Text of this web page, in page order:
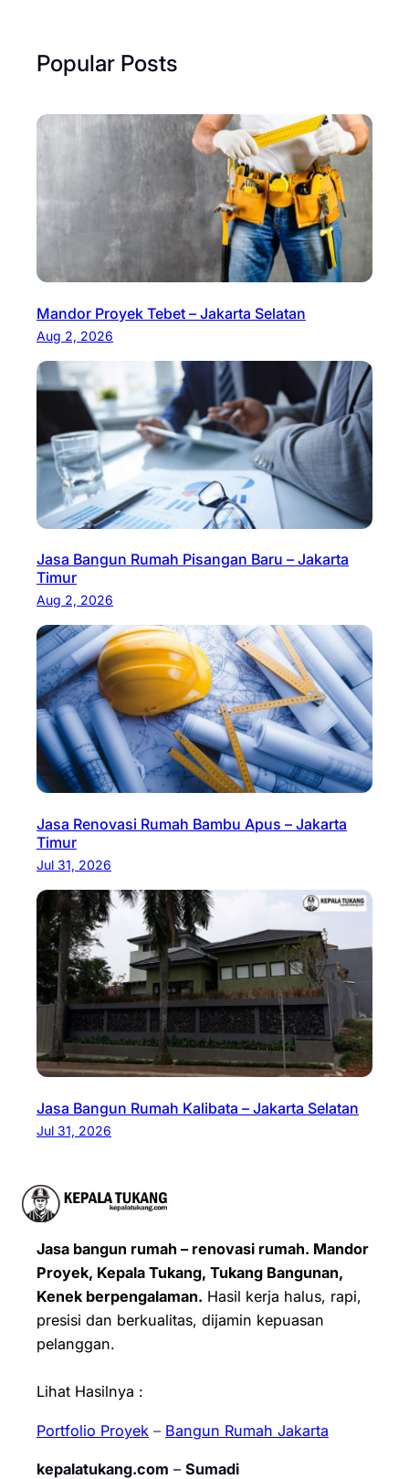
Popular Posts
Mandor Proyek Tebet – Jakarta Selatan
Aug 2, 2026
Jasa Bangun Rumah Pisangan Baru – Jakarta
Timur
Aug 2, 2026
Jasa Renovasi Rumah Bambu Apus – Jakarta
Timur
Jul 31, 2026
Jasa Bangun Rumah Kalibata – Jakarta Selatan
Jul 31, 2026
Jasa bangun rumah – renovasi rumah. Mandor
Proyek, Kepala Tukang, Tukang Bangunan,
Kenek berpengalaman. Hasil kerja halus, rapi,
presisi dan berkualitas, dijamin kepuasan
pelanggan.
Lihat Hasilnya :
Portfolio Proyek – Bangun Rumah Jakarta
kepalatukang.com – Sumadi